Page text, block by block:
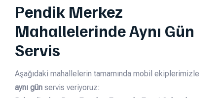
Pendik Merkez
Mahallelerinde Aynı Gün
Servis
Aşağıdaki mahallelerin tamamında mobil ekiplerimizle
aynı gün servis veriyoruz: